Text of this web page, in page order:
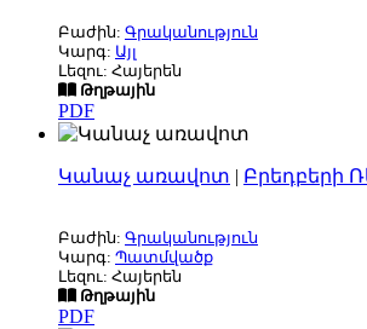
Բաժին: Գրականություն
Կարգ: Այլ
Լեզու: Հայերեն
Թղթային
PDF
Կանաչ առավոտ | Բրեդբերի
Բաժին: Գրականություն
Կարգ: Պատմվածք
Լեզու: Հայերեն
Թղթային
PDF